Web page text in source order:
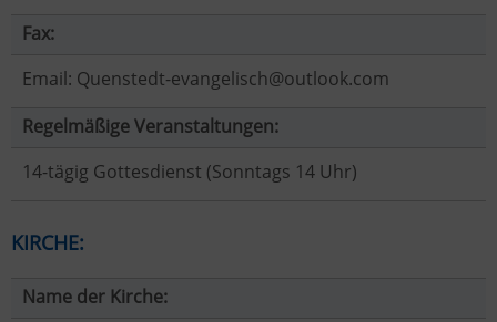
Fax:
Email: Quenstedt-evangelisch@outlook.com
Regelmäßige Veranstaltungen:
14-tägig Gottesdienst (Sonntags 14 Uhr)
KIRCHE:
Name der Kirche: